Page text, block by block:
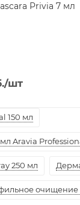
Privia 7 мл
/шт
150 мл
Aravia
250 мл
очищение